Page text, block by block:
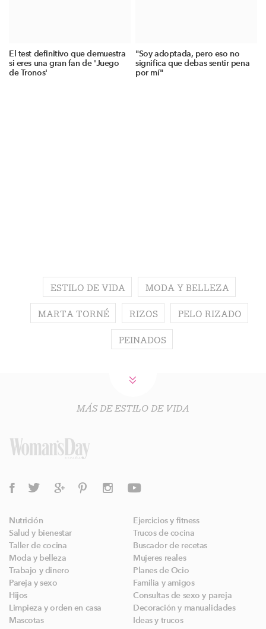
El test definitivo que demuestra
si eres una gran fan de 'Juego
de Tronos'
"Soy adoptada, pero eso no
significa que debas sentir pena
por mí"
ESTILO DE VIDA MODA Y BELLEZA
MARTA TORNÉ RIZOS PELO RIZADO
PEINADOS
MÁS DE ESTILO DE VIDA
Nutrición
Ejercicios y fitness
Salud y bienestar
Trucos de cocina
Taller de cocina
Buscador de recetas
Moda y belleza
Mujeres reales
Trabajo y dinero
Planes de Ocio
Pareja y sexo
Familia y amigos
Hijos
Consultas de sexo y pareja
Limpieza y orden en casa
Decoración y manualidades
Mascotas
Ideas y trucos